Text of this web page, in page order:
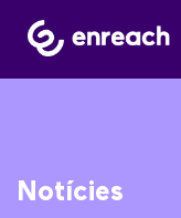
Notícies